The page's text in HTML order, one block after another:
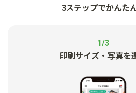
3ステップでかんた
1/3
印刷サイズ・写真を